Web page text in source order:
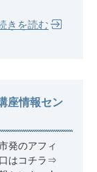
きを読む
座情報セン
のアフィ
はコチラ⇒